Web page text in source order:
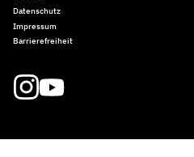
Datenschutz
Impressum
Barrierefreiheit